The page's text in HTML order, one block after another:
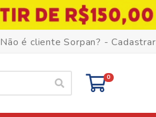
Não é cliente Sorpan? - Cadastrar
0